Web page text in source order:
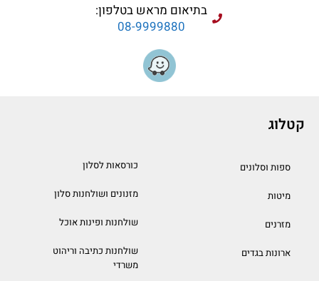
בתיאום מראש בטלפון:
08-9999880
קטלוג
ספות וסלונים
מיטות
מזרנים
ארונות בגדים
כורסאות לסלון
מזנונים ושולחנות סלון
שולחנות ופינות אוכל
שולחנות כתיבה וריהוט
משרדי